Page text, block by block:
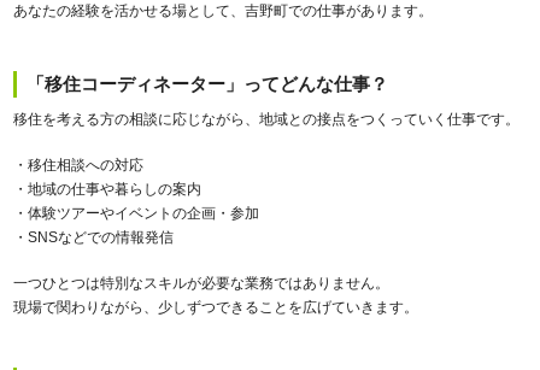
あなたの経験を活かせる場として、吉野町での仕事があります。
「移住コーディネーター」ってどんな仕事？
移住を考える方の相談に応じながら、地域との接点をつくっていく仕事です。
・移住相談への対応
・地域の仕事や暮らしの案内
・体験ツアーやイベントの企画・参加
・SNSなどでの情報発信
一つひとつは特別なスキルが必要な業務ではありません。
現場で関わりながら、少しずつできることを広げていきます。